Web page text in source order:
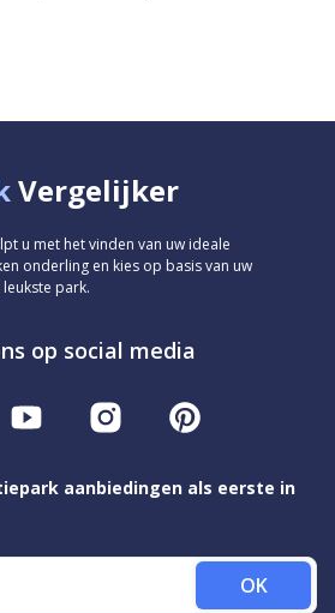
Vergelijker
u met het vinden van uw ideale
onderling en kies op basis van uw
park.
op social media
aanbiedingen als eerste in
OK